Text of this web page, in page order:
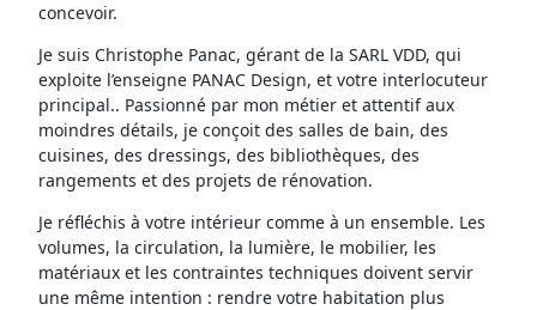
concevoir.
Je suis Christophe Panac, gérant de la SARL VDD, qui
exploite l’enseigne PANAC Design, et votre interlocuteur
principal.. Passionné par mon métier et attentif aux
moindres détails, je conçoit des salles de bain, des
cuisines, des dressings, des bibliothèques, des
rangements et des projets de rénovation.
Je réfléchis à votre intérieur comme à un ensemble. Les
volumes, la circulation, la lumière, le mobilier, les
matériaux et les contraintes techniques doivent servir
une même intention : rendre votre habitation plus